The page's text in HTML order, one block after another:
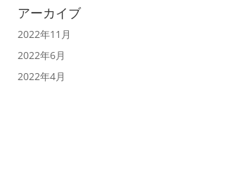
アーカイブ
2022年11月
2022年6月
2022年4月